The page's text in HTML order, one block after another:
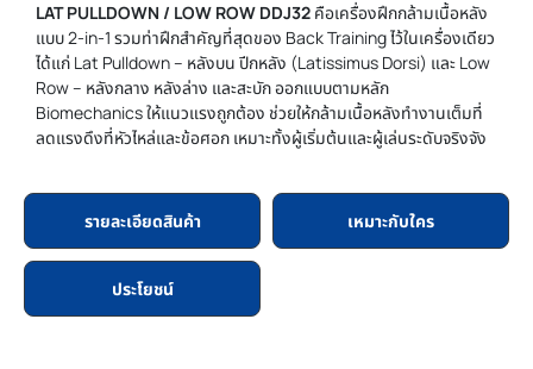
LAT PULLDOWN / LOW ROW DDJ32 คือเครื่องฝึกกล้ามเนื้อหลัง
แบบ 2-in-1 รวมท่าฝึกสำคัญที่สุดของ Back Training ไว้ในเครื่องเดียว
ได้แก่ Lat Pulldown – หลังบน ปีกหลัง (Latissimus Dorsi) และ Low
Row – หลังกลาง หลังล่าง และสะบัก ออกแบบตามหลัก
Biomechanics ให้แนวแรงถูกต้อง ช่วยให้กล้ามเนื้อหลังทำงานเต็มที่
ลดแรงดึงที่หัวไหล่และข้อศอก เหมาะทั้งผู้เริ่มต้นและผู้เล่นระดับจริงจัง
รายละเอียดสินค้า เหมาะกับใคร
ประโยชน์